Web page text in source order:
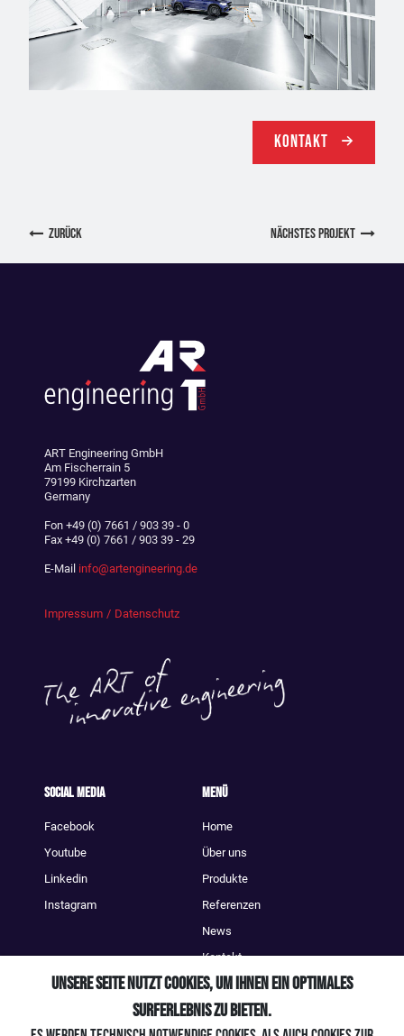
Kontakt
zurück nächstes Projekt
ART Engineering GmbH
Am Fischerrain 5
79199 Kirchzarten
Germany
Fon +49 (0) 7661 / 903 39 - 0
Fax +49 (0) 7661 / 903 39 - 29
E-Mail info@artengineering.de
Impressum Datenschutz
Social Media
Facebook
Youtube
Linkedin
Instagram
Menü
Home
Über uns
Produkte
Referenzen
News
Kontakt
Kontakt
+49 (0) 7661 / 903 39 - 0
Unsere Seite nutzt Cookies, um Ihnen ein optimales
Surferlebnis zu bieten.